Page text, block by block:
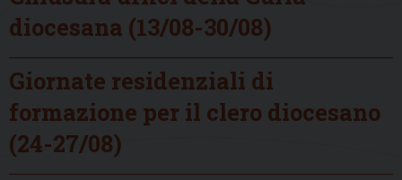
diocesana (13/08-30/08)
Giornate residenziali di
formazione per il clero diocesano
(24-27/08)